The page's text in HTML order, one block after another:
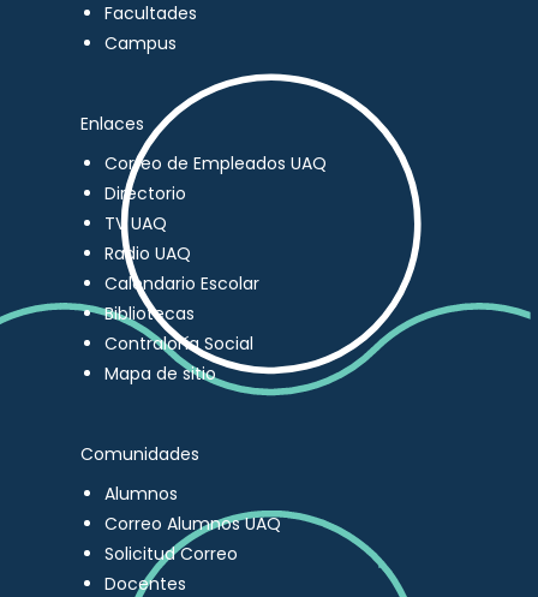
Facultades
Campus
Enlaces
Correo de Empleados UAQ
Directorio
TV UAQ
Radio UAQ
Calendario Escolar
Bibliotecas
Contraloría Social
Mapa de sitio
Comunidades
Alumnos
Correo Alumnos UAQ
Solicitud Correo
Docentes